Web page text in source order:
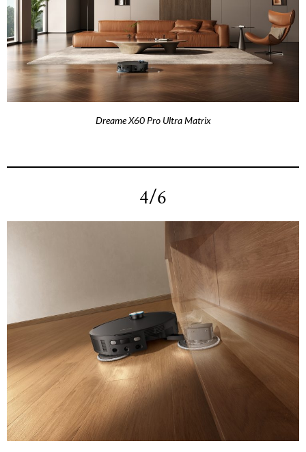
Dreame X60 Pro Ultra Matrix
4/6